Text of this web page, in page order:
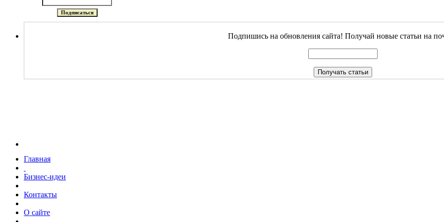
Подпишись на обновления сайта! Получай новые статьи на
Главная
Бизнес-идеи
Контакты
О сайте